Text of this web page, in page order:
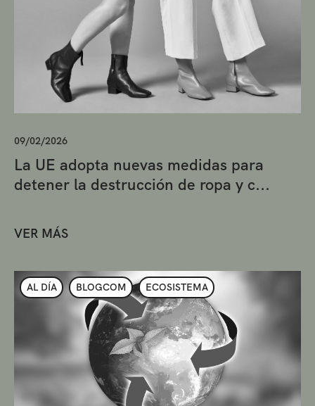
09/02/2026
La UE adopta nuevas medidas para
detener la destrucción de ropa y c...
VER MÁS
AL DÍA BLOGCOM ECOSISTEMA